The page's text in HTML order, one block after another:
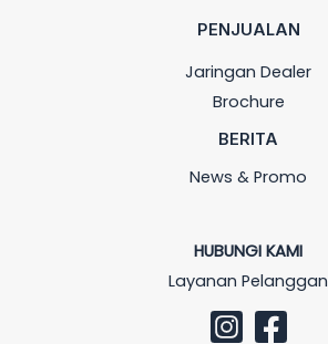
PENJUALAN
Jaringan Dealer
Brochure
BERITA
News & Promo
HUBUNGI KAMI
Layanan Pelanggan